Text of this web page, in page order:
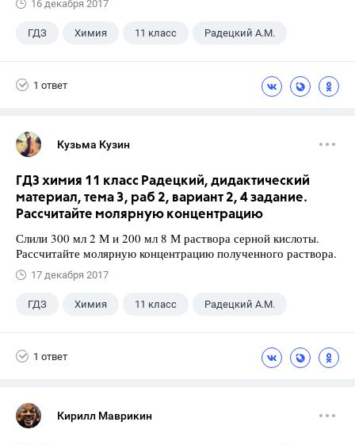
16 декабря 2017
ГДЗ Химия 11 класс Радецкий А.М.
1 ответ
Кузьма Кузин
ГДЗ химия 11 класс Радецкий, дидактический
материал, тема 3, раб 2, вариант 2, 4 задание.
Рассчитайте молярную концентрацию
Слили 300 мл 2 М и 200 мл 8 М раствора серной кислоты.
Рассчитайте молярную концентрацию полученного раствора.
17 декабря 2017
ГДЗ Химия 11 класс Радецкий А.М.
1 ответ
Кирилл Маврикин